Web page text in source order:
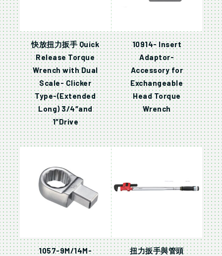
快放扭力扳手 Quick
Release Torque
Wrench with Dual
Scale- Clicker
Type-(Extended
Long) 3/4″and
1″Drive
10914- Insert
Adaptor-
Accessory for
Exchangeable
Head Torque
Wrench
1057-9M/14M-
扭力扳手與管頭